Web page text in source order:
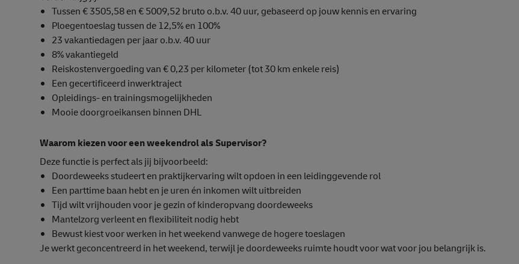
Tussen € 3505,58 en € 5009,52 bruto o.b.v. 40 uur, gebaseerd op jouw kennis en ervaring
Ploegentoeslag tussen de 12,5% en 100%
23 vakantiedagen per jaar o.b.v. 40 uur
8% vakantiegeld
Reiskostenvergoeding van € 0,23 per kilometer (tot 30 km enkele reis)
Een gecertificeerd inwerktraject
Opleidings- en trainingsmogelijkheden
Mooie doorgroeikansen binnen DHL
Waarom kiezen voor een weekendrol als Supervisor?
Deze functie is perfect als jij bijvoorbeeld:
Doordeweeks studeert en praktijkervaring wilt opdoen in een leidinggevende rol
Een parttime baan hebt en je uren én inkomen wilt uitbreiden
Tijd wilt vrijhouden voor je gezin of kinderopvang doordeweeks
Mantelzorg verleent en flexibiliteit nodig hebt
Bewust kiest voor werken in het weekend vanwege de hogere toeslagen
Je werkt geconcentreerd in het weekend, terwijl je doordeweeks ruimte houdt voor wat voor jou belangrijk is.